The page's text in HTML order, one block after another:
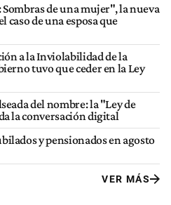
de una mujer", la nueva
caso de una esposa que
a la Inviolabilidad de la
tuvo que ceder en la Ley
del nombre: la "Ley de
la conversación digital
y pensionados en agosto
VER MÁS